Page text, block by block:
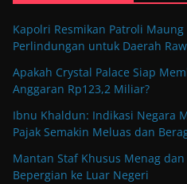
Kapolri Resmikan Patroli
Perlindungan untuk Daerah
Apakah Crystal Palace Siap
Anggaran Rp123,2 Miliar?
Ibnu Khaldun: Indikasi Negara
Pajak Semakin Meluas dan
Mantan Staf Khusus Menag
Bepergian ke Luar Negeri